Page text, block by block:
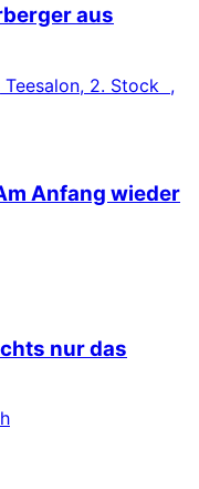
aus
2. Stock ,
Anfang wieder
nur das